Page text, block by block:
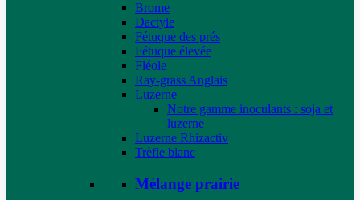
Brome
Dactyle
Fétuque des prés
Fétuque élevée
Fléole
Ray-grass Anglais
Luzerne
Notre gamme inoculants : soja et
luzerne
Luzerne Rhizactiv
Trèfle blanc
Mélange prairie